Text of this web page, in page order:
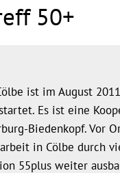
50+
ist im August
Es ist eine
Biedenkopf. Vor
in Cölbe durch
55plus weiter